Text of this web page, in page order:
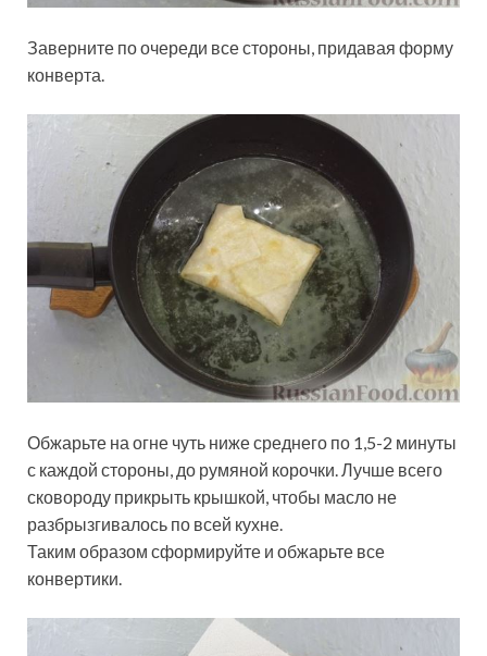
Заверните по очереди все стороны, придавая форму
конверта.
Обжарьте на огне чуть ниже среднего по 1,5-2 минуты
с каждой стороны, до румяной корочки. Лучше всего
сковороду прикрыть крышкой, чтобы масло не
разбрызгивалось по всей кухне.
Таким образом сформируйте и обжарьте все
конвертики.